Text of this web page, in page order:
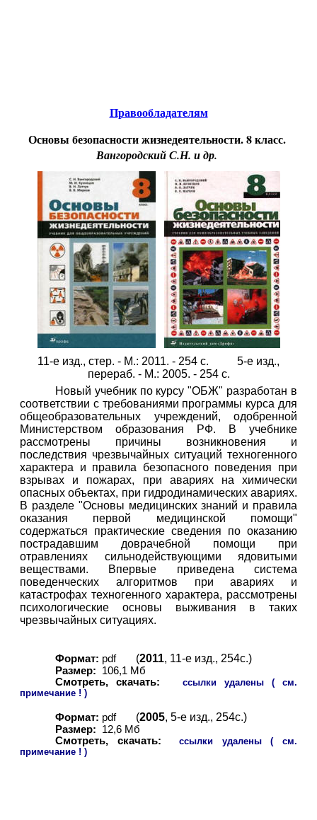
Правообладателям
Основы безопасности жизнедеятельности. 8 класс.
Вангородский С.Н. и др.
11-е изд., стер. - М.: 2011. - 254 с. 5-е изд.,
перераб. - М.: 2005. - 254 с.
Новый учебник по курсу "ОБЖ" разработан в
соответствии с требованиями программы курса для
общеобразовательных учреждений, одобренной
Министерством образования РФ. В учебнике
рассмотрены причины возникновения и
последствия чрезвычайных ситуаций техногенного
характера и правила безопасного поведения при
взрывах и пожарах, при авариях на химически
опасных объектах, при гидродинамических авариях.
В разделе "Основы медицинских знаний и правила
оказания первой медицинской помощи"
содержаться практические сведения по оказанию
пострадавшим доврачебной помощи при
отравлениях сильнодействующими ядовитыми
веществами. Впервые приведена система
поведенческих алгоритмов при авариях и
катастрофах техногенного характера, рассмотрены
психологические основы выживания в таких
чрезвычайных ситуациях.
Формат: pdf (2011, 11-е изд., 254с.)
Размер:
106,1 Мб
Смотреть, скачать:
ссылки удалены ( см.
примечание ! )
Формат: pdf (2005, 5-е изд., 254с.)
Размер:
12,6 Мб
Смотреть, скачать:
ссылки удалены ( см.
примечание ! )